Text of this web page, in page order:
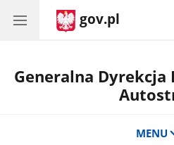
gov.pl
Generalna Dyrekcja
MENU